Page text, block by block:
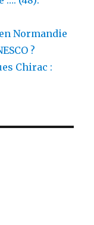
Normandie
?
Chirac :